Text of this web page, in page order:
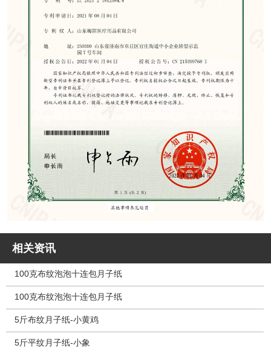
相关资讯
100克布纹泡泡十连包月子纸
100克布纹泡泡十连包月子纸
5斤布纹月子纸-小黄鸡
5斤平纹月子纸-小象